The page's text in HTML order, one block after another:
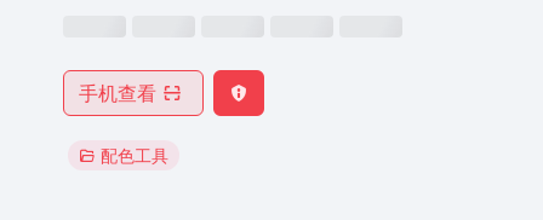
手机查看
配色工具